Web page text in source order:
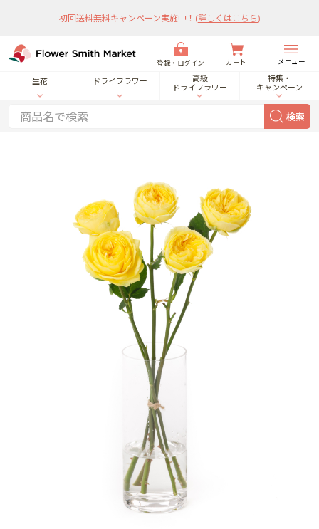
初回送料無料キャンペーン実施中！ (詳しくはこちら)
登録・ログイン カート メニュー
生花 ドライフラワー
高級
ドライフラワー
特集・
キャンペーン
検索